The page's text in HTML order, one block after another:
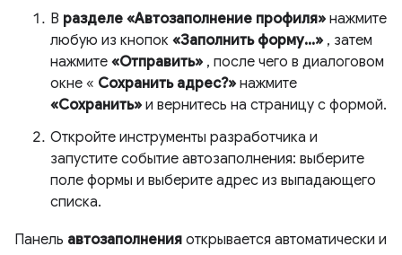
В разделе «Автозаполнение профиля» нажмите
любую из кнопок «Заполнить форму...» , затем
нажмите «Отправить» , после чего в диалоговом
окне « Сохранить адрес?» нажмите
«Сохранить» и вернитесь на страницу с формой.
Откройте инструменты разработчика и
запустите событие автозаполнения: выберите
поле формы и выберите адрес из выпадающего
списка.
Панель автозаполнения открывается автоматически и